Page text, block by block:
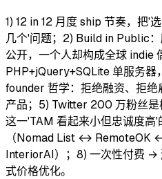
1) 12 in 12 月度 ship 节奏，把'
几个'问题；2) Build in Public
公开，一个人却构成全球 indie
PHP+jQuery+SQLite 单服务器
founder 哲学：拒绝融资、拒
产品；5) Twitter 200 万粉丝
这一'TAM 看起来小但忠诚度高
（Nomad List ↔
InteriorAI）；8) 一次性付费 →
式价格优化。